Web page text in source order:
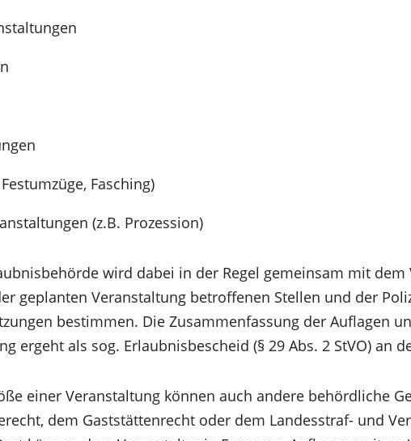
Fasching)
(z.B. Prozession)
wird dabei in der Regel gemeinsam mit dem
geplanten Veranstaltung betroffenen Stellen und der
bestimmen. Die Zusammenfassung der Auflagen
ergeht als sog. Erlaubnisbescheid (§ 29 Abs. 2 StVO) an
einer Veranstaltung können auch andere behördliche
dem Gaststättenrecht oder dem Landesstraf- und